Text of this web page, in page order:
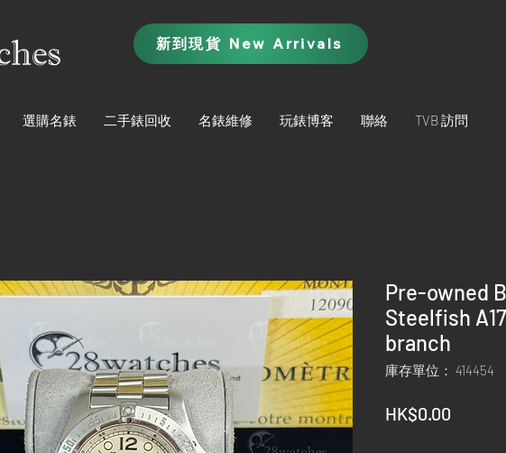
新到現貨 New Arrivals
選購名錶 二手錶回收 名錶維修 玩錶博客 聯絡 TVB 訪問
Pre-owned
Steelfish
branch
庫存單位： 414454
HK$0.00